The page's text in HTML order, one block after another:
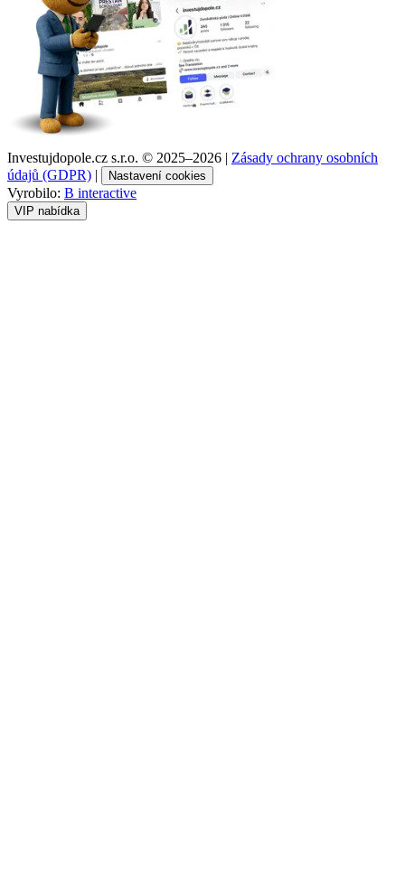
Investujdopole.cz s.r.o. © 2025–2026 | Zásady ochrany osobních
údajů (GDPR) | Nastavení cookies
Vyrobilo: B interactive
VIP nabídka